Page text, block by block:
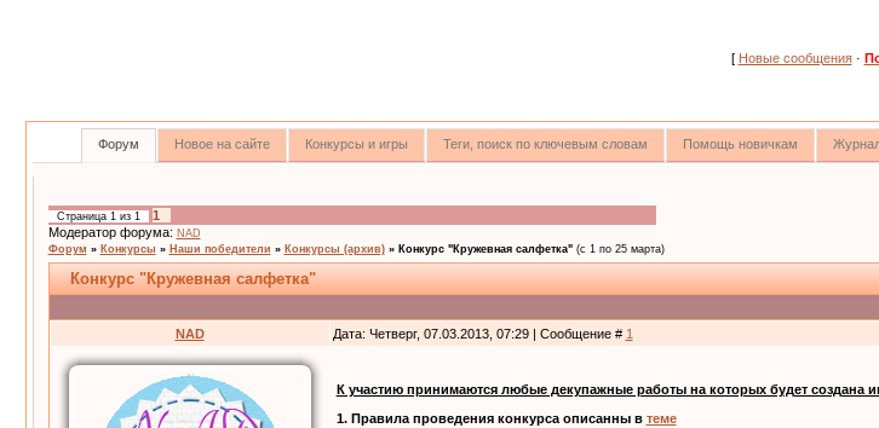
[ Новые сообщения·
Форум Новое на сайте Конкурсы и игры Теги, поиск по ключевым словам Помощь новичкам
Страница 1из 1 1
Модератор форума: NAD
Форум » Конкурсы » Наши победители » Конкурсы (архив) » Конкурс "Кружевная салфетка" (с 1 по 25 марта)
Конкурс "Кружевная салфетка"
NAD Дата: Четверг, 07.03.2013, 07:29 | Сообщение # 1
К участию принимаются любые декупажные работы на которых будет создана
1. Правила проведения конкурса описанны в теме